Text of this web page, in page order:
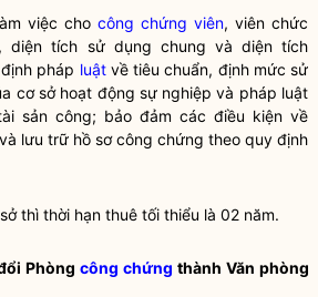
việc cho công chứng viên, viên chức
diện tích sử dụng chung và diện tích
pháp luậtvề tiêu chuẩn, định mức sử
cơ sở hoạt động sự nghiệp và pháp luật
sản công; bảo đảm các điều kiện về
lưu trữ hồ sơ công chứng theo quy định
thì thời hạn thuê tối thiểu là 02 năm.
Phòng công chứng thành Văn phòng